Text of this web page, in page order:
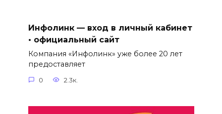
Инфолинк — вход в личный кабинет
• официальный сайт
Компания «Инфолинк» уже более 20 лет
предоставляет
0 2.3к.